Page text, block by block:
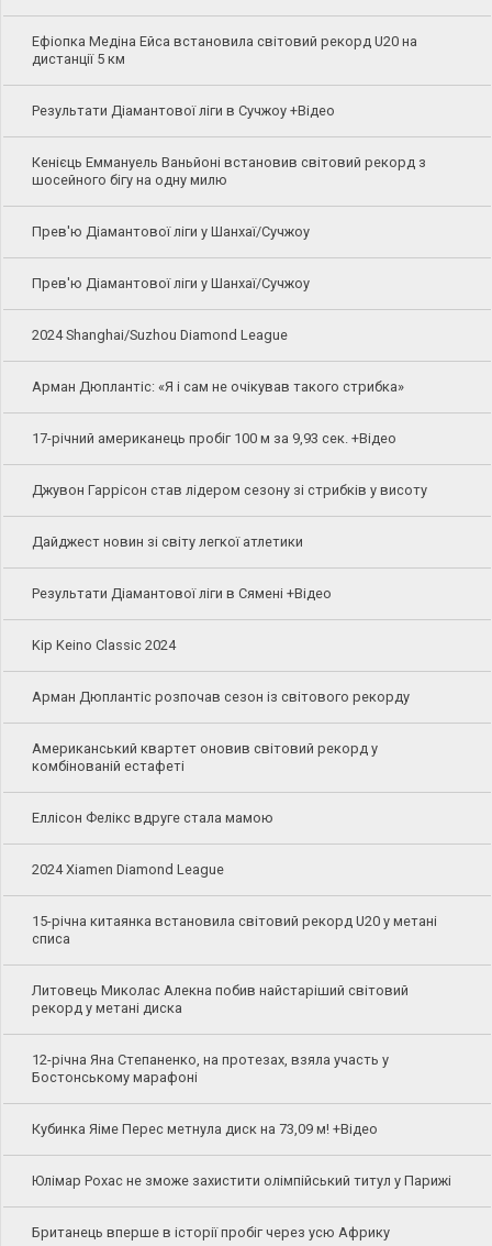
Ефіопка Медіна Ейса встановила світовий рекорд U20 на
дистанції 5 км
Результати Діамантової ліги в Сучжоу +Відео
Кенієць Еммануель Ваньйоні встановив світовий рекорд з
шосейного бігу на одну милю
Прев'ю Діамантової ліги у Шанхаї/Сучжоу
Прев'ю Діамантової ліги у Шанхаї/Сучжоу
2024 Shanghai/Suzhou Diamond League
Арман Дюплантіс: «Я і сам не очікував такого стрибка»
17-річний американець пробіг 100 м за 9,93 сек. +Відео
Джувон Гаррісон став лідером сезону зі стрибків у висоту
Дайджест новин зі світу легкої атлетики
Результати Діамантової ліги в Сямені +Відео
Kip Keino Classic 2024
Арман Дюплантіс розпочав сезон із світового рекорду
Американський квартет оновив світовий рекорд у
комбінованій естафеті
Еллісон Фелікс вдруге стала мамою
2024 Xiamen Diamond League
15-річна китаянка встановила світовий рекорд U20 у метані
списа
Литовець Миколас Алекна побив найстаріший світовий
рекорд у метані диска
12-річна Яна Степаненко, на протезах, взяла участь у
Бостонському марафоні
Кубинка Яіме Перес метнула диск на 73,09 м! +Відео
Юлімар Рохас не зможе захистити олімпійський титул у Парижі
Британець вперше в історії пробіг через усю Африку